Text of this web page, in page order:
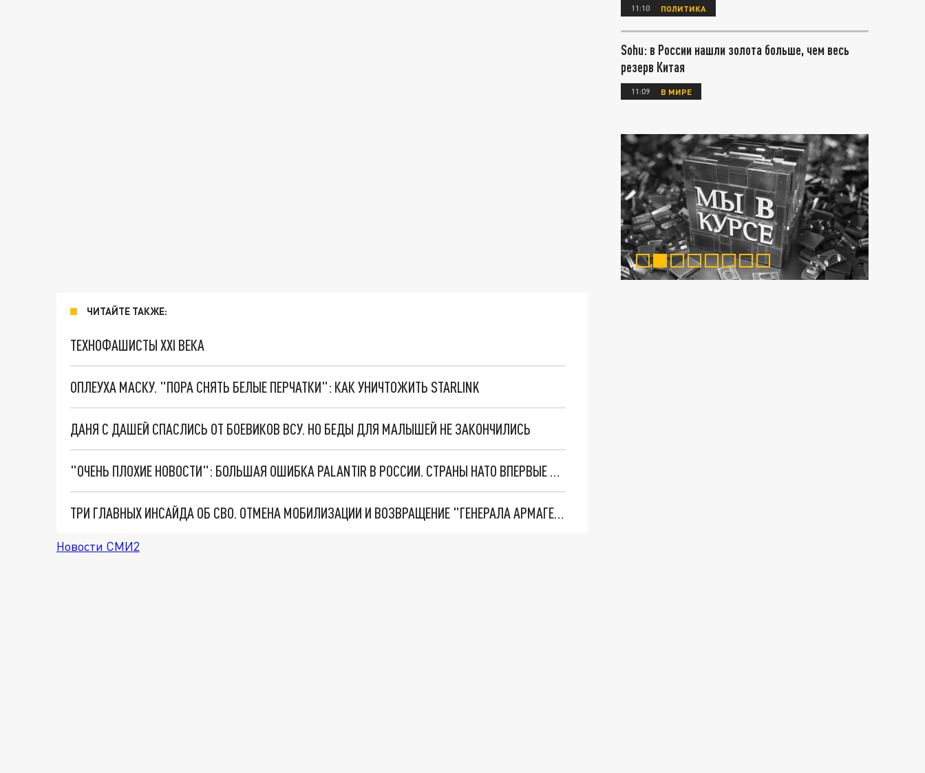
ЧИТАЙТЕ ТАКЖЕ:
ТЕХНОФАШИСТЫ XXI ВЕКА
ОПЛЕУХА МАСКУ. "ПОРА СНЯТЬ БЕЛЫЕ ПЕРЧАТКИ": КАК УНИЧТОЖИТЬ STARLINK
ДАНЯ С ДАШЕЙ СПАСЛИСЬ ОТ БОЕВИКОВ ВСУ. НО БЕДЫ ДЛЯ МАЛЫШЕЙ НЕ ЗАКОНЧИЛИСЬ
"ОЧЕНЬ ПЛОХИЕ НОВОСТИ": БОЛЬШАЯ ОШИБКА PALANTIR В РОССИИ. СТРАНЫ НАТО ВПЕРВЫЕ ЗА СВО ОСТАНОВИЛИ ПОСТАВКИ ОРУЖИЯ. ВСУ ТЕРЯЮТ ПРИГРАНИЧЬЕ?
ТРИ ГЛАВНЫХ ИНСАЙДА ОБ СВО. ОТМЕНА МОБИЛИЗАЦИИ И ВОЗВРАЩЕНИЕ "ГЕНЕРАЛА АРМАГЕДДОНА"? ОТЛИЧНЫЕ НОВОСТИ, КОТОРЫЕ ЖДАЛИ ВСЕ
Новости СМИ2
11:10 ПОЛИТИКА
Sohu: в России нашли золота больше, чем весь
резерв Китая
11:09 В МИРЕ